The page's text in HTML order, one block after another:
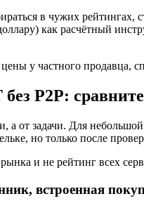
в чужих рейтингах,
как расчётный
у частного продавца,
P2P:
а от задачи. Для
но только после
и не рейтинг всех
встроенная